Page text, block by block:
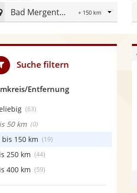
Bad Mergentheim
Ort
Suche filtern
Entfernung
(63)
50 km (0)
bis 150 km (19)
250 km (44)
400 km (59)